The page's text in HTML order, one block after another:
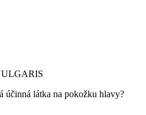
účinná látka na pokožku hlavy?